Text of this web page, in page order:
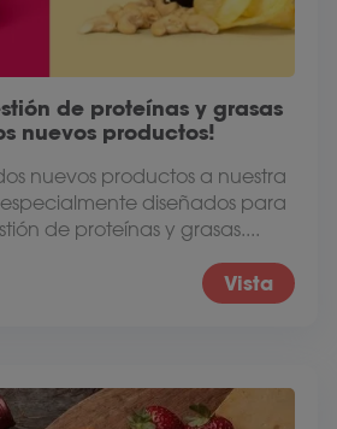
de proteínas y grasas
nuevos productos!
nuevos productos a nuestra
diseñados para
de proteínas y grasas....
Vista